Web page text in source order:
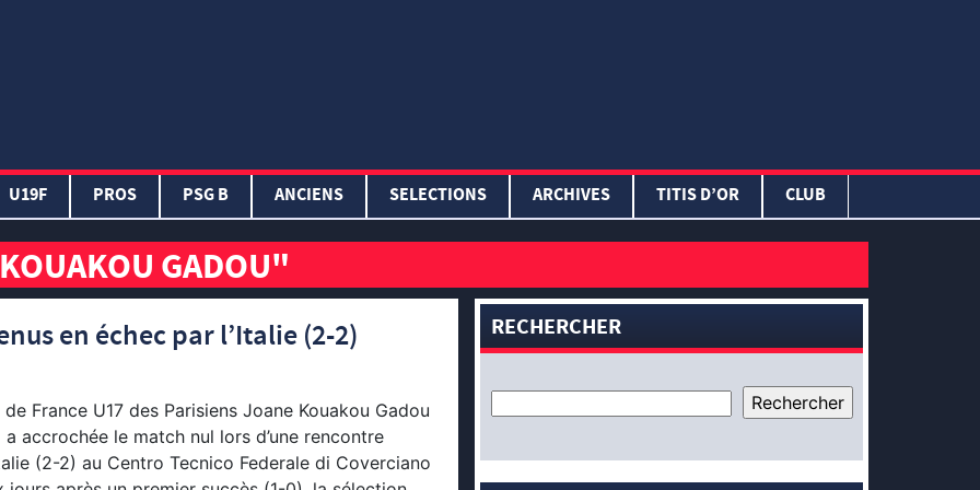
U19F PROS PSG B ANCIENS SELECTIONS ARCHIVES TITIS D’OR CLUB
GADOU"
en échec par l’Italie (2-2)
de France U17 des Parisiens Joane Kouakou Gadou
accrochée le match nul lors d’une rencontre
(2-2) au Centro Tecnico Federale di Coverciano
RECHERCHER